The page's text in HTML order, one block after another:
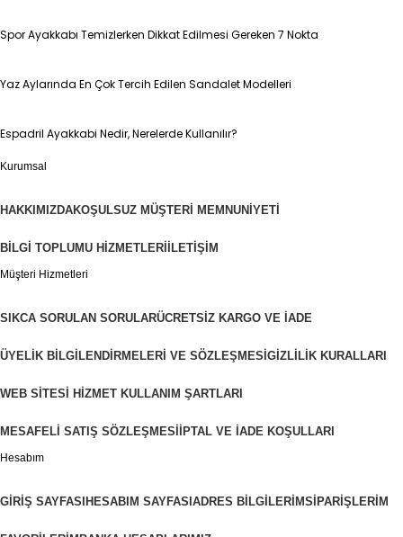
Spor Ayakkabı Temizlerken Dikkat Edilmesi Gereken 7 Nokta
Yaz Aylarında En Çok Tercih Edilen Sandalet Modelleri
Espadril Ayakkabi Nedir, Nerelerde Kullanılır?
Kurumsal
HAKKIMIZDAKOŞULSUZ MÜŞTERI MEMNUNIYETI
BILGI TOPLUMU HIZMETLERI İLETIŞIM
Müşteri Hizmetleri
SIKCA SORULAN SORULARÜCRETSIZ KARGO VE İADE
ÜYELIK BILGILENDIRMELERI VE SÖZLEŞMESI GIZLILIK KURALLARI
WEB SITESI HIZMET KULLANIM ŞARTLARI
MESAFELI SATIŞ SÖZLEŞMESI İPTAL VE İADE KOŞULLARI
Hesabım
GIRIŞ SAYFASI HESABIM SAYFASI ADRES BILGILERIMSIPARIŞLERIM